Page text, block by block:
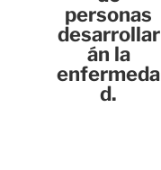
personas
desarrollar
án la
enfermeda
d.